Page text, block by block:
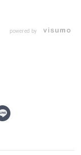
powered by